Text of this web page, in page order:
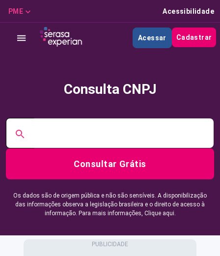
PME Acessibilidade
Acessar Cadastrar
Consulta CNPJ
Consultar Grátis
Os dados são de origem pública e não são sensíveis. A disponibilização
das informações observa a legislação brasileira e o direito de acesso à
informação. Para mais informações, Clique aqui.